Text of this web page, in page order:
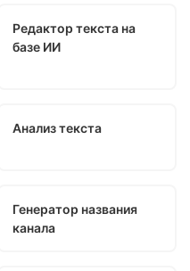
Редактор текста на
базе ИИ
Анализ текста
Генератор названия
канала